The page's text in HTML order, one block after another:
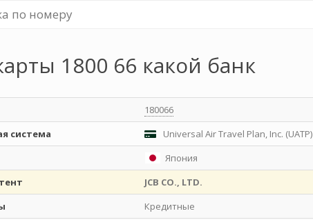
по номеру
1800 66 какой банк
180066
система
Universal Air Travel Plan, Inc. (UATP)
Япония
JCB CO., LTD.
Кредитные